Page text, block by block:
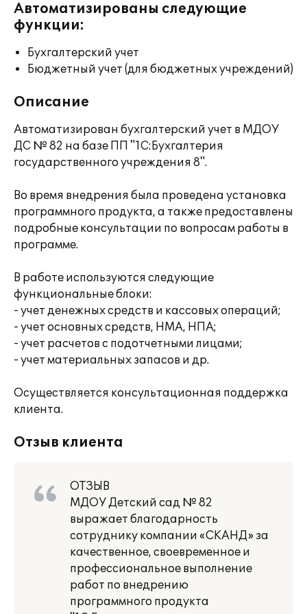
Автоматизированы следующие
функции:
Бухгалтерский учет
Бюджетный учет (для бюджетных учреждений)
Описание
Автоматизирован бухгалтерский учет в МДОУ
ДС № 82 на базе ПП "1С:Бухгалтерия
государственного учреждения 8".
Во время внедрения была проведена установка
программного продукта, а также предоставлены
подробные консультации по вопросам работы в
программе.
В работе используются следующие
функциональные блоки:
- учет денежных средств и кассовых операций;
- учет основных средств, НМА, НПА;
- учет расчетов с подотчетными лицами;
- учет материальных запасов и др.
Осуществляется консультационная поддержка
клиента.
Отзыв клиента
ОТЗЫВ
МДОУ Детский сад № 82
выражает благодарность
сотруднику компании «СКАНД» за
качественное, своевременное и
профессиональное выполнение
работ по внедрению
программного продукта